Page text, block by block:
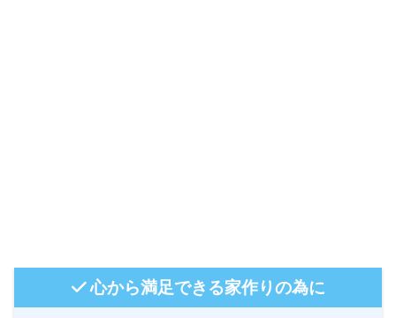
心から満足できる家作りの為に